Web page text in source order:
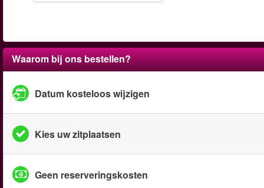
Waarom bij ons bestellen?
Datum kosteloos wijzigen
Kies uw zitplaatsen
Geen reserveringskosten